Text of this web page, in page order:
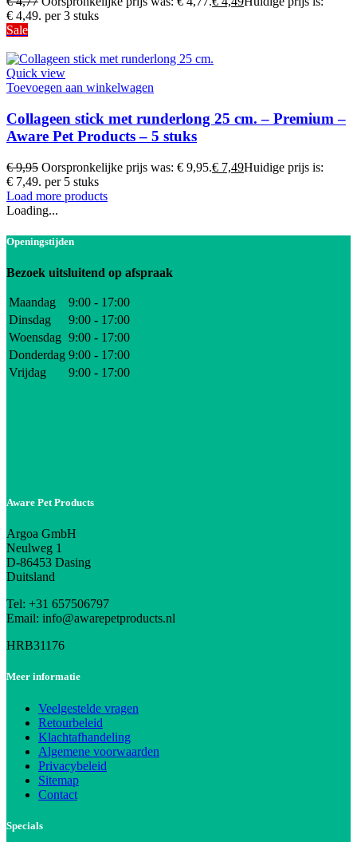
€ 4,49. per 3 stuks
Sale
Quick view
Toevoegen aan winkelwagen
Collageen stick met runderlong 25 cm. – Premium –
Aware Pet Products – 5 stuks
€9,95 Oorspronkelijke prijs was: € 9,95.€ 7,49Huidige prijs is:
€ 7,49. per 5 stuks
Load more products
Loading...
Openingstijden
Bezoek uitsluitend op afspraak
Maandag
9:00 - 17:00
Dinsdag
9:00 - 17:00
Woensdag 9:00 - 17:00
Donderdag 9:00 - 17:00
Vrijdag
9:00 - 17:00
Aware Pet Products
Argoa GmbH
Neulweg 1
D-86453 Dasing
Duitsland
Tel: +31 657506797
Email: info@awarepetproducts.nl
HRB31176
Meer informatie
Veelgestelde vragen
Retourbeleid
Klachtafhandeling
Algemene voorwaarden
Privacybeleid
Sitemap
Contact
Specials